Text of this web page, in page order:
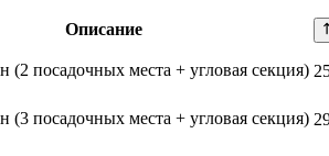
Описание
(2 посадочных места + угловая секция)
(3 посадочных места + угловая секция)